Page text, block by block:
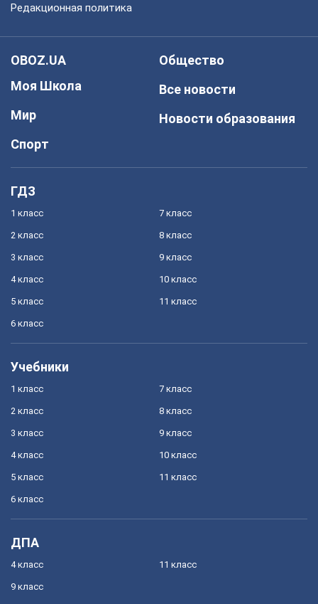
Редакционная политика
OBOZ.UA
Моя Школа
Мир
Спорт
Общество
Все новости
Новости образования
ГДЗ
1 класс
2 класс
3 класс
4 класс
5 класс
6 класс
7 класс
8 класс
9 класс
10 класс
11 класс
Учебники
1 класс
2 класс
3 класс
4 класс
5 класс
6 класс
7 класс
8 класс
9 класс
10 класс
11 класс
ДПА
4 класс
9 класс
11 класс